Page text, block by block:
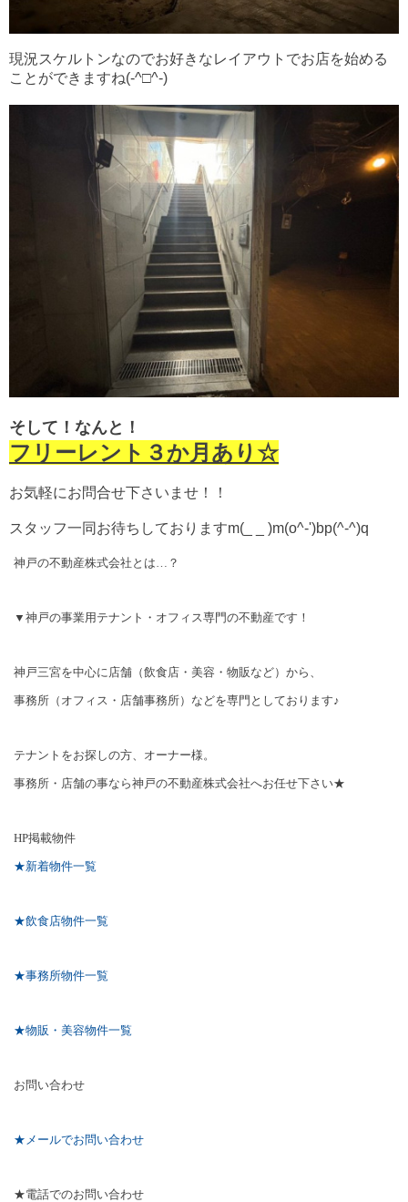
現況スケルトンなのでお好きなレイアウトでお店を始める
ことができますね(-^□^-)
そして！なんと！
フリーレント３か月あり☆
お気軽にお問合せ下さいませ！！
スタッフ一同お待ちしておりますm(_ _ )m(o^-')bp(^-^)q
神戸の不動産株式会社とは…？
▼神戸の事業用テナント・オフィス専門の不動産です！
神戸三宮を中心に店舗（飲食店・美容・物販など）から、
事務所（オフィス・店舗事務所）などを専門としております♪
テナントをお探しの方、オーナー様。
事務所・店舗の事なら神戸の不動産株式会社へお任せ下さい★
HP掲載物件
★新着物件一覧
★飲食店物件一覧
★事務所物件一覧
★物販・美容物件一覧
お問い合わせ
★メールでお問い合わせ
★電話でのお問い合わせ